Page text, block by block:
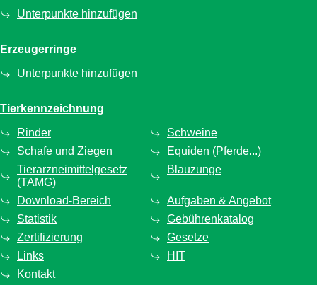
Unterpunkte hinzufügen
Erzeugerringe
Unterpunkte hinzufügen
Tierkennzeichnung
Rinder
Schweine
Schafe und Ziegen
Equiden (Pferde...)
Tierarzneimittelgesetz
(TAMG)
Blauzunge
Download-Bereich
Aufgaben & Angebot
Statistik
Gebührenkatalog
Zertifizierung
Gesetze
Links
HIT
Kontakt